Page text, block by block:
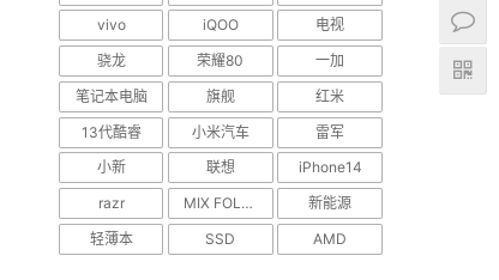
vivo
iQOO
电视
骁龙
荣耀80
一加
笔记本电脑
旗舰
红米
13代酷睿
小米汽车
雷军
小新
联想
iPhone14
razr
MIX FOLD 2
新能源
轻薄本
SSD AMD